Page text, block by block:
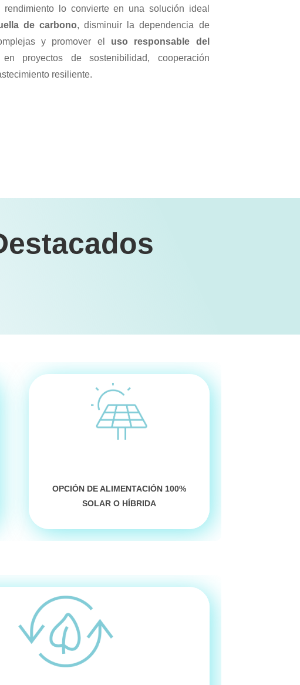
rendimiento lo convierte en una solución ideal
de carbono, disminuir la dependencia de
y promover el uso responsable del
en proyectos de sostenibilidad, cooperación
resiliente.
OPCIÓN DE ALIMENTACIÓN100%
SOLAR O HÍBRIDA